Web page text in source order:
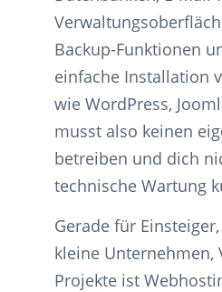
Backup-Funktionen
einfache Installation
wie WordPress,
musst also keinen
betreiben und dich
technische Wartung
Gerade für
kleine Unternehmen,
Projekte ist